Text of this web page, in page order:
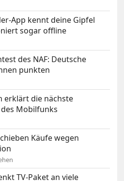
App kennt deine Gipfel
sogar offline
des NAF: Deutsche
punkten
erklärt die nächste
Mobilfunks
Käufe wegen
TV-Paket an viele